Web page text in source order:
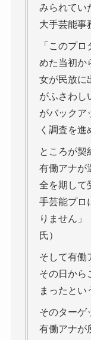
みられてい
大手芸能事
「このプ
めた当初か
女が民放に
がふさわし
がバックア
く調査を進
ところが契
有働アナが
全を期して
手芸能プロ
りません」
氏）
そして有働
その日から
まったとい
そのターゲ
有働アナが